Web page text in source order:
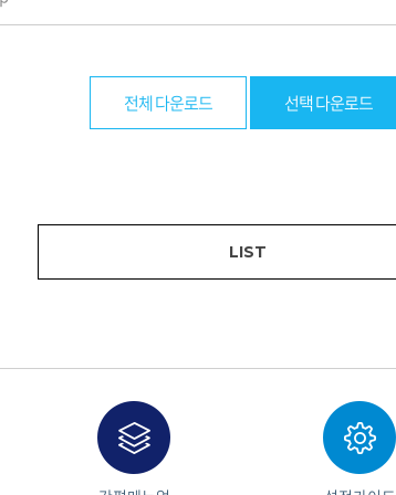
전체 다운로드 선택 다운로드
LIST